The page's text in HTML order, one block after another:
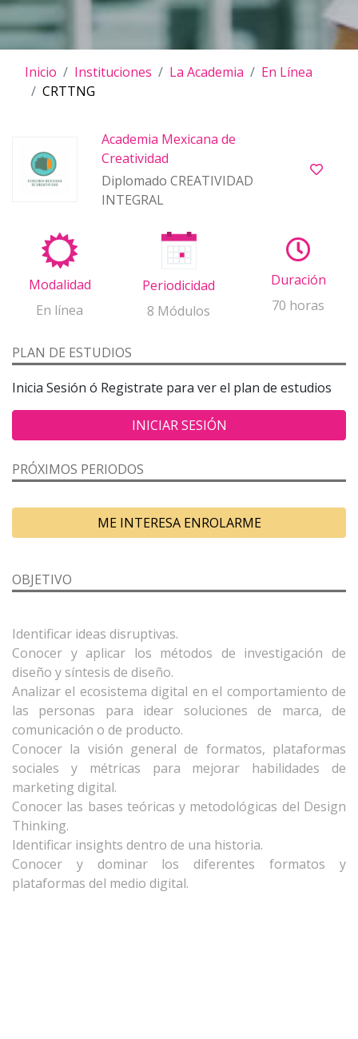
Inicio Instituciones La Academia
En Línea
CRTTNG
Academia Mexicana de
Creatividad
Diplomado CREATIVIDAD
INTEGRAL
Modalidad
En línea
Periodicidad
8 Módulos
Duración
70 horas
PLAN DE ESTUDIOS
Inicia Sesión ó Registrate para ver el plan de estudios
INICIAR SESIÓN
PRÓXIMOS PERIODOS
ME INTERESA ENROLARME
OBJETIVO
Identificar ideas disruptivas.
Conocer y aplicar los métodos de investigación de
diseño y síntesis de diseño.
Analizar el ecosistema digital en el comportamiento de
las personas para idear soluciones de marca, de
comunicación o de producto.
Conocer la visión general de formatos, plataformas
sociales y métricas para mejorar habilidades de
marketing digital.
Conocer las bases teóricas y metodológicas del Design
Thinking.
Identificar insights dentro de una historia.
Conocer y dominar los diferentes formatos y
plataformas del medio digital.